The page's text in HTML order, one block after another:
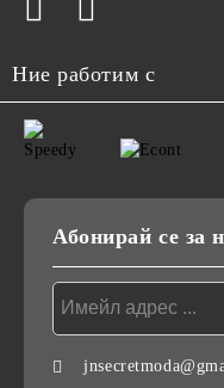
Ние работим с
Абонирай се за